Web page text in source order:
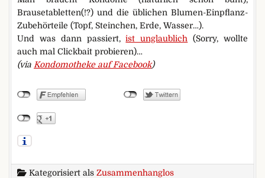
Brausetabletten(!?) und die üblichen Blumen-Einpflanz-
Zubehörteile (Topf, Steinchen, Erde, Wasser…).
Und was dann passiert,ist unglaublich (Sorry, wollte
auch mal Clickbait probieren)…
(via Kondomotheke auf Facebook)
Kategorisiert als Zusammenhanglos